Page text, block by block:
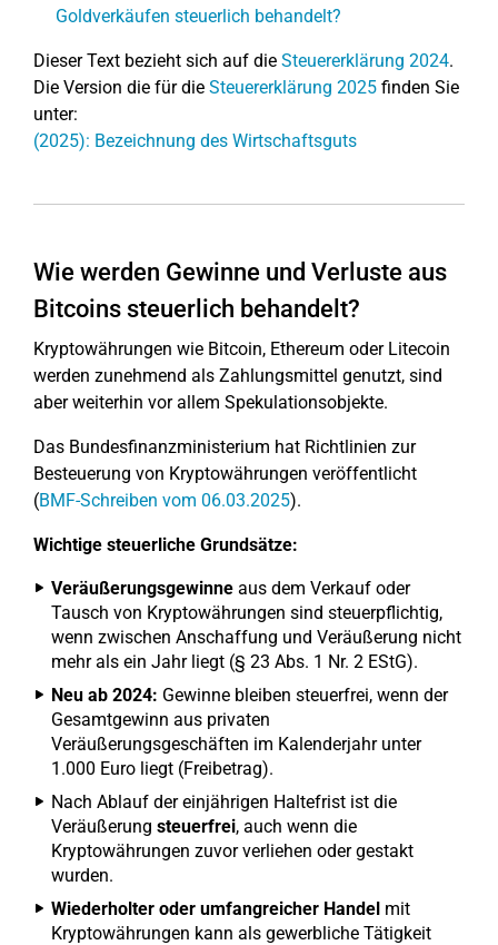
Goldverkäufen steuerlich behandelt?
Dieser Text bezieht sich auf die Steuererklärung 2024.
Die Version die für die Steuererklärung 2025 finden Sie
unter:
(2025): Bezeichnung des Wirtschaftsguts
Wie werden Gewinne und Verluste aus
Bitcoins steuerlich behandelt?
Kryptowährungen wie Bitcoin, Ethereum oder Litecoin
werden zunehmend als Zahlungsmittel genutzt, sind
aber weiterhin vor allem Spekulationsobjekte.
Das Bundesfinanzministerium hat Richtlinien zur
Besteuerung von Kryptowährungen veröffentlicht
(BMF-Schreiben vom 06.03.2025).
Wichtige steuerliche Grundsätze:
Veräußerungsgewinne aus dem Verkauf oder
Tausch von Kryptowährungen sind steuerpflichtig,
wenn zwischen Anschaffung und Veräußerung nicht
mehr als ein Jahr liegt (§ 23 Abs. 1 Nr. 2 EStG).
Neu ab 2024: Gewinne bleiben steuerfrei, wenn der
Gesamtgewinn aus privaten
Veräußerungsgeschäften im Kalenderjahr unter
1.000 Euro liegt (Freibetrag).
Nach Ablauf der einjährigen Haltefrist ist die
Veräußerung steuerfrei, auch wenn die
Kryptowährungen zuvor verliehen oder gestakt
wurden.
Wiederholter oder umfangreicher Handel mit
Kryptowährungen kann als gewerbliche Tätigkeit